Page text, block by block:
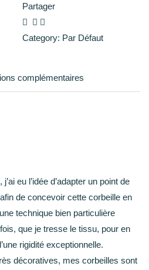
Partager
Category: Par Défaut
complémentaires
eu l’idée d’adapter un point de
de concevoir cette corbeille en
technique bien particulière
que je tresse le tissu, pour en
rigidité exceptionnelle.
décoratives, mes corbeilles sont